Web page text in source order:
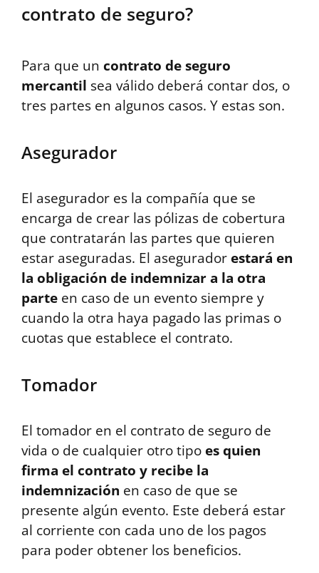
contrato de seguro?
Para que un contrato de seguro
mercantil sea válido deberá contar dos, o
tres partes en algunos casos. Y estas son.
Asegurador
El asegurador es la compañía que se
encarga de crear las pólizas de cobertura
que contratarán las partes que quieren
estar aseguradas. El asegurador estará en
la obligación de indemnizar a la otra
parte en caso de un evento siempre y
cuando la otra haya pagado las primas o
cuotas que establece el contrato.
Tomador
El tomador en el contrato de seguro de
vida o de cualquier otro tipo es quien
firma el contrato y recibe la
indemnización en caso de que se
presente algún evento. Este deberá estar
al corriente con cada uno de los pagos
para poder obtener los beneficios.